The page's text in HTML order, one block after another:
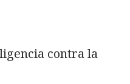
contra la